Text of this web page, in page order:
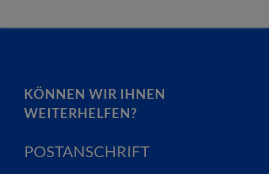
KÖNNEN WIR IHNEN
WEITERHELFEN?
POSTANSCHRIFT